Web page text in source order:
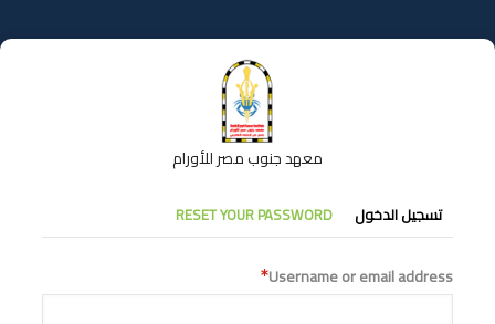
إلى
المحتوى
معهد جنوب مصر للأورام
التبويبات
الأساسية
تسجيل الدخول RESET YOUR PASSWORD
Username or email address